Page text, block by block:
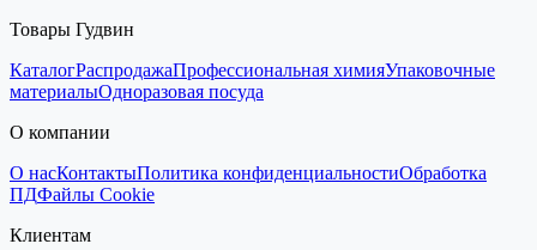
Товары Гудвин
КаталогРаспродажаПрофессиональная химияУпаковочные
материалыОдноразовая посуда
О компании
О насКонтактыПолитика конфиденциальностиОбработка
ПДФайлы Cookie
Клиентам